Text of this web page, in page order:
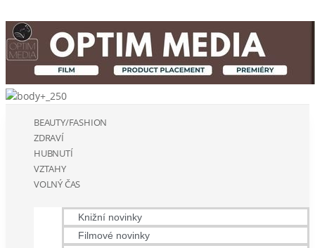
BEAUTY/FASHION
ZDRAVÍ
HUBNUTÍ
VZTAHY
VOLNÝ ČAS
Knižní novinky
Filmové novinky